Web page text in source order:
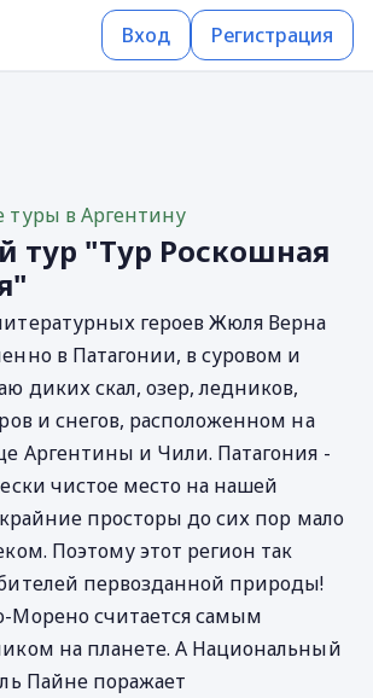
Вход Регистрация
туры в Аргентину
тур "Тур Роскошная
героев Жюля Верна
в Патагонии, в суровом и
диких скал, озер, ледников,
и снегов, расположенном на
Аргентины и Чили. Патагония -
чистое место на нашей
просторы до сих пор мало
Поэтому этот регион так
первозданной природы!
Морено считается самым
на планете. А Национальный
Пайне поражает